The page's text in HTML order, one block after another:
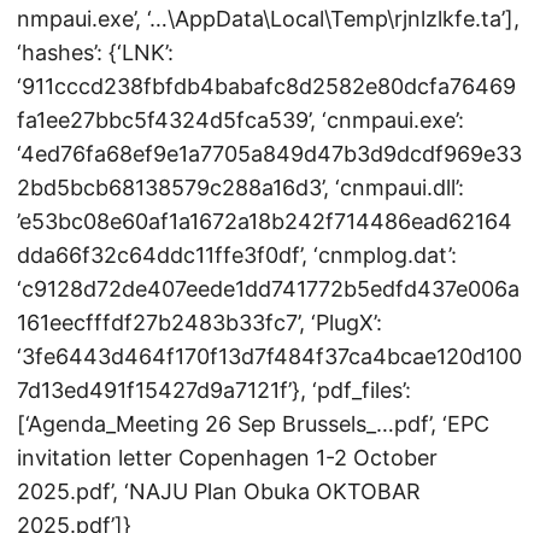
nmpaui.exe’, ‘…\AppData\Local\Temp\rjnlzlkfe.ta’],
‘hashes’: {‘LNK’:
‘911cccd238fbfdb4babafc8d2582e80dcfa76469
fa1ee27bbc5f4324d5fca539’, ‘cnmpaui.exe’:
‘4ed76fa68ef9e1a7705a849d47b3d9dcdf969e33
2bd5bcb68138579c288a16d3’, ‘cnmpaui.dll’:
’e53bc08e60af1a1672a18b242f714486ead62164
dda66f32c64ddc11ffe3f0df’, ‘cnmplog.dat’:
‘c9128d72de407eede1dd741772b5edfd437e006a
161eecfffdf27b2483b33fc7’, ‘PlugX’:
‘3fe6443d464f170f13d7f484f37ca4bcae120d100
7d13ed491f15427d9a7121f’}, ‘pdf_files’:
[‘Agenda_Meeting 26 Sep Brussels_…pdf’, ‘EPC
invitation letter Copenhagen 1-2 October
2025.pdf’, ‘NAJU Plan Obuka OKTOBAR
2025.pdf’]}